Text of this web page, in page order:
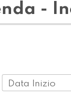
-
Data Inizio